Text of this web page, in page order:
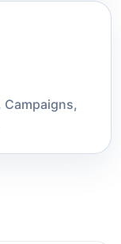
Campaigns,